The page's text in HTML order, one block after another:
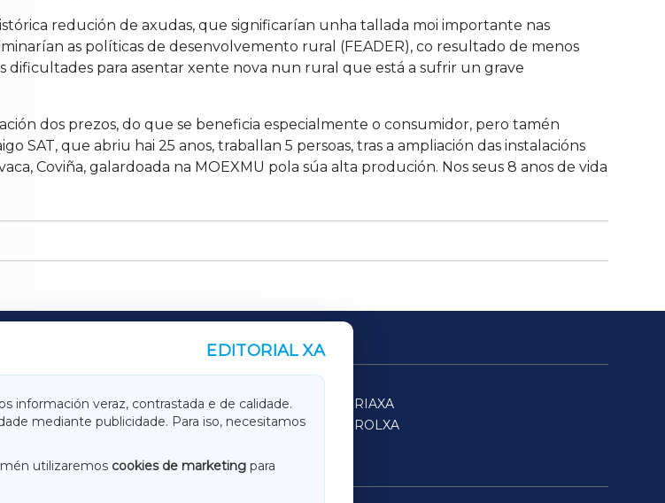
redución de axudas, que significarían unha tallada moi importante nas
as políticas de desenvolvemento rural (FEADER), co resultado de menos
dificultades para asentar xente nova nun rural que está a sufrir un grave
dos prezos, do que se beneficia especialmente o consumidor, pero tamén
SAT, que abriu hai 25 anos, traballan 5 persoas, tras a ampliación das instalacións
Coviña, galardoada na MOEXMU pola súa alta produción. Nos seus 8 anos de vida
EDITORIAL XA
información veraz, contrastada e de calidade.
mediante publicidade. Para iso, necesitamos
utilizaremos cookies de marketing para
TERRACHAXA
SARRIAXA
ACORUÑAXA
FERROLXA